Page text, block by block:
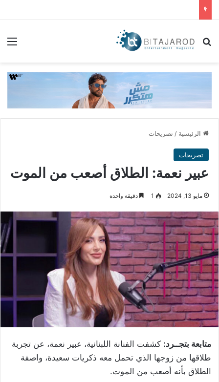
بحث عن
الرئيسية / تصريحات
تصريحات
عبير نعمة: الطلاق أصعب من الموت
مايو 13, 2024 1 دقيقة واحدة
متابعة بتجــرد: كشفت الفنانة اللبنانية، عبير نعمة، عن تجربة
طلاقها من زوجها الذي تحمل معه ذكريات سعيدة، واصفة
الطلاق بأنه أصعب من الموت.